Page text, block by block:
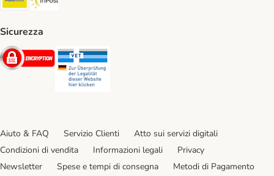
Sicurezza
Security
Aiuto & FAQ Servizio Clienti
Atto sui servizi digitali
Condizioni di vendita
Informazioni legali
Privacy
Newsletter
Spese e tempi di consegna Metodi di Pagamento